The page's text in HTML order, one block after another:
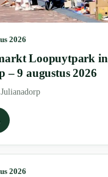
2026
Loopuytpark in
– 9 augustus 2026
Julianadorp
2026